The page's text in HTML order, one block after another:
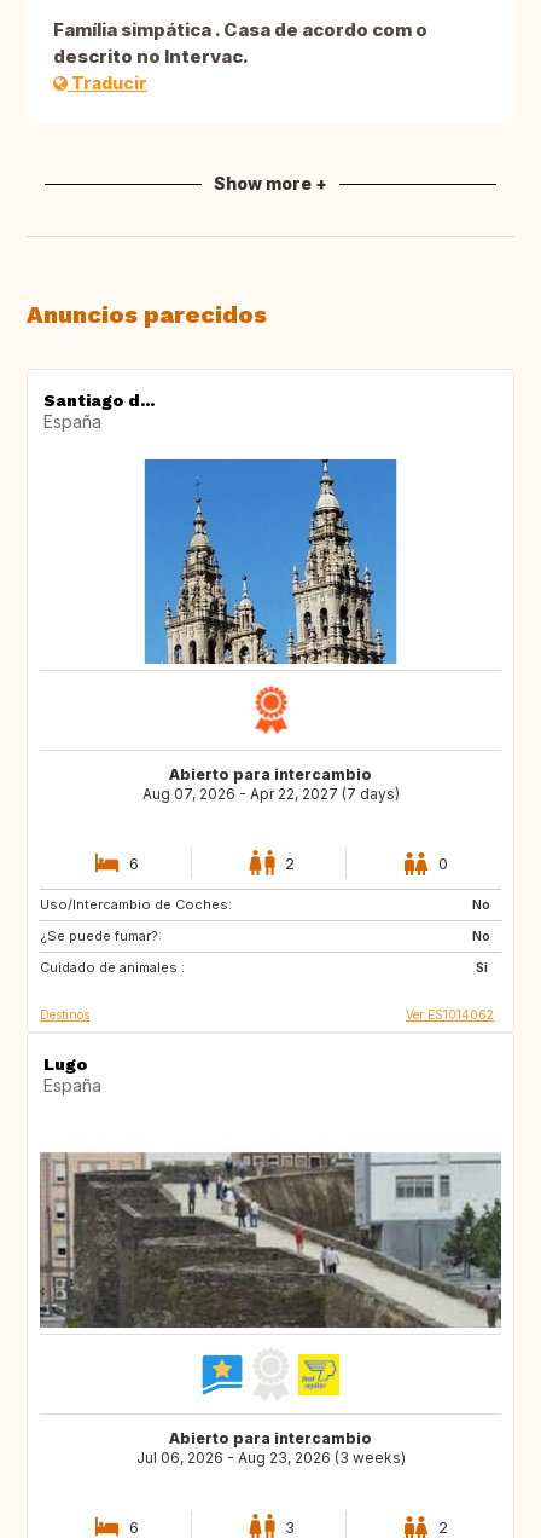
Família simpática . Casa de acordo com o
descrito no Intervac.
Traducir
Show more +
Anuncios parecidos
Santiago d...
España
Abierto para intercambio
Aug 07, 2026 - Apr 22, 2027 (7 days)
6 2 0
Uso/Intercambio de Coches:
No
¿Se puede fumar?:
No
Cuidado de animales :
Si
HR
ES
ES
Destinos Ver ES1014062
Lugo
España
Abierto para intercambio
Jul 06, 2026 - Aug 23, 2026 (3 weeks)
6 3 2